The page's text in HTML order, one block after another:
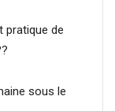
pratique de
sous le